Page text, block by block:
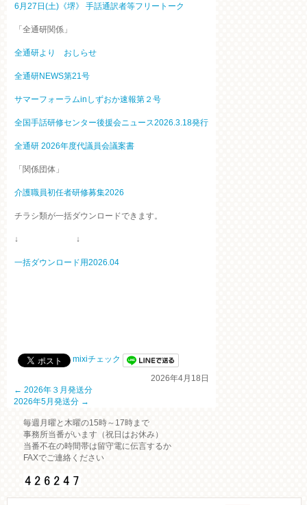
6月27日(土)《堺》 手話通訳者等フリートーク
「全通研関係」
全通研より おしらせ
全通研NEWS第21号
サマーフォーラムinしずおか速報第２号
全国手話研修センター後援会ニュース2026.3.18発行
全通研 2026年度代議員会議案書
「関係団体」
介護職員初任者研修募集2026
チラシ類が一括ダウンロードできます。
↓ ↓
一括ダウンロード用2026.04
mixiチェック
2026年4月18日
← 2026年３月発送分
2026年5月発送分 →
毎週月曜と木曜の15時～17時まで
事務所当番がいます（祝日はお休み）
当番不在の時間帯は留守電に伝言するか
FAXでご連絡ください